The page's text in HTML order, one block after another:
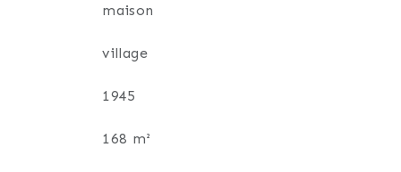
maison
village
1945
168 m²